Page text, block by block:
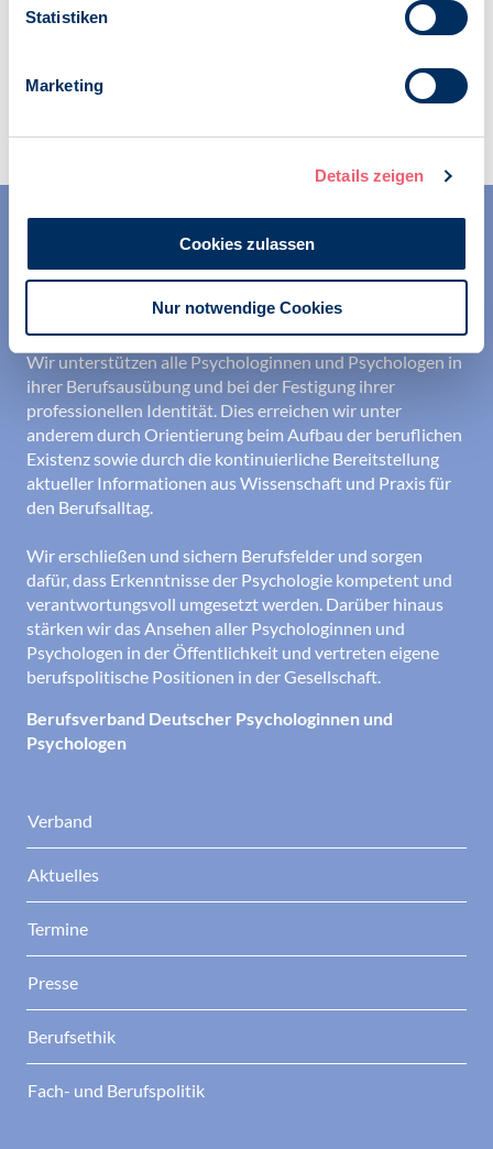
Statistiken
Marketing
Details zeigen
Cookies zulassen
Nur notwendige Cookies
Zur Übersicht
Wir unterstützen alle Psychologinnen und Psychologen in
ihrer Berufsausübung und bei der Festigung ihrer
professionellen Identität. Dies erreichen wir unter
anderem durch Orientierung beim Aufbau der beruflichen
Existenz sowie durch die kontinuierliche Bereitstellung
aktueller Informationen aus Wissenschaft und Praxis für
den Berufsalltag.
Wir erschließen und sichern Berufsfelder und sorgen
dafür, dass Erkenntnisse der Psychologie kompetent und
verantwortungsvoll umgesetzt werden. Darüber hinaus
stärken wir das Ansehen aller Psychologinnen und
Psychologen in der Öffentlichkeit und vertreten eigene
berufspolitische Positionen in der Gesellschaft.
Berufsverband Deutscher Psychologinnen und
Psychologen
Verband
Aktuelles
Termine
Presse
Berufsethik
Fach- und Berufspolitik